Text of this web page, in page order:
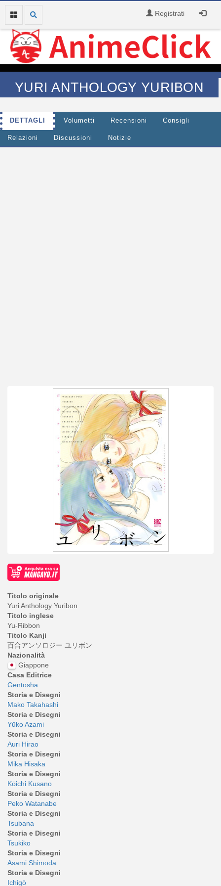
Registrati
YURI ANTHOLOGY YURIBON
DETTAGLI Volumetti Recensioni Consigli
Relazioni Discussioni Notizie
Titolo originale
Yuri Anthology Yuribon
Titolo inglese
Yu-Ribbon
Titolo Kanji
百合アンソロジー ユリボン
Nazionalità
Giappone
Casa Editrice
Gentosha
Storia e Disegni
Mako Takahashi
Storia e Disegni
Yūko Azami
Storia e Disegni
Auri Hirao
Storia e Disegni
Mika Hisaka
Storia e Disegni
Kōichi Kusano
Storia e Disegni
Peko Watanabe
Storia e Disegni
Tsubana
Storia e Disegni
Tsukiko
Storia e Disegni
Asami Shimoda
Storia e Disegni
Ichigō